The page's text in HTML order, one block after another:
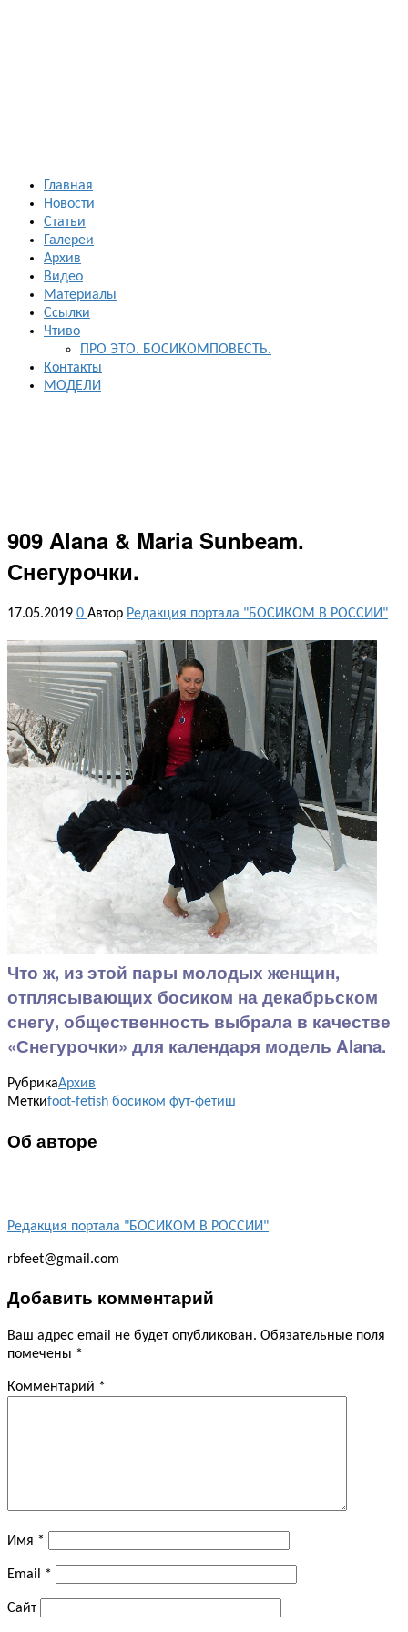
Главная
Новости
Статьи
Галереи
Архив
Видео
Материалы
Ссылки
Чтиво
ПРО ЭТО. БОСИКОМПОВЕСТЬ.
Контакты
МОДЕЛИ
909 Alana & Maria Sunbeam.
Снегурочки.
17.05.2019 0 Автор Редакция портала "БОСИКОМ В РОССИИ"
Что ж, из этой пары молодых женщин,
отплясывающих босиком на декабрьском
снегу, общественность выбрала в качестве
«Снегурочки» для календаря модель Alana.
РубрикаАрхив
Меткиfoot-fetish босиком фут-фетиш
Об авторе
Редакция портала "БОСИКОМ В РОССИИ"
rbfeet@gmail.com
Добавить комментарий
Ваш адрес email не будет опубликован. Обязательные поля
помечены *
Комментарий *
Имя *
Email *
Сайт